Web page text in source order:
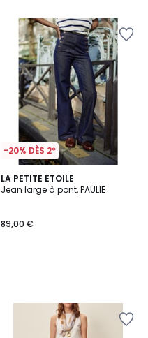
-20% DÈS 2*
LA PETITE ETOILE
Jean large à pont, PAULIE
89,00 €